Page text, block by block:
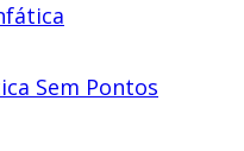
Sem Pontos